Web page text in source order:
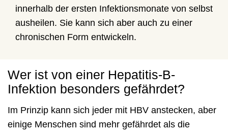
innerhalb der ersten Infektionsmonate von selbst
ausheilen. Sie kann sich aber auch zu einer
chronischen Form entwickeln.
Wer ist von einer Hepatitis-B-
Infektion besonders gefährdet?
Im Prinzip kann sich jeder mit HBV anstecken, aber
einige Menschen sind mehr gefährdet als die